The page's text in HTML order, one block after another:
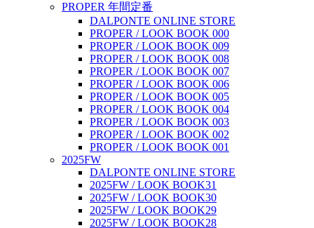
PROPER 年間定番
DALPONTE ONLINE STORE
PROPER / LOOK BOOK 000
PROPER / LOOK BOOK 009
PROPER / LOOK BOOK 008
PROPER / LOOK BOOK 007
PROPER / LOOK BOOK 006
PROPER / LOOK BOOK 005
PROPER / LOOK BOOK 004
PROPER / LOOK BOOK 003
PROPER / LOOK BOOK 002
PROPER / LOOK BOOK 001
2025FW
DALPONTE ONLINE STORE
2025FW / LOOK BOOK31
2025FW / LOOK BOOK30
2025FW / LOOK BOOK29
2025FW / LOOK BOOK28